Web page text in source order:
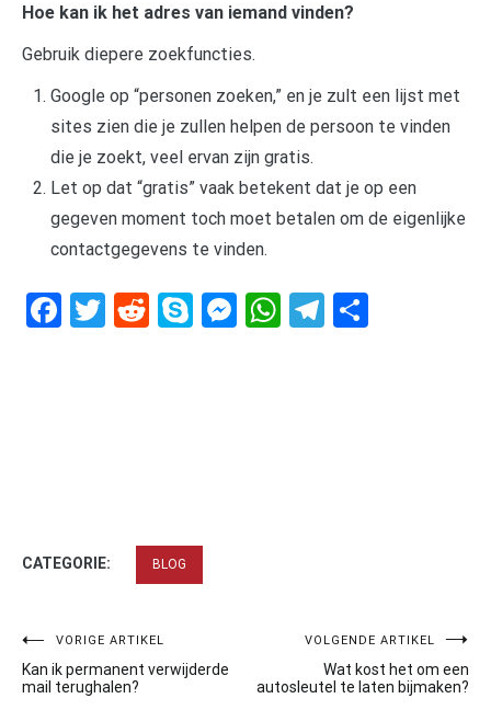
Hoe kan ik het adres van iemand vinden?
Gebruik diepere zoekfuncties.
Google op “personen zoeken,” en je zult een lijst met
sites zien die je zullen helpen de persoon te vinden
die je zoekt, veel ervan zijn gratis.
Let op dat “gratis” vaak betekent dat je op een
gegeven moment toch moet betalen om de eigenlijke
contactgegevens te vinden.
Facebook
Twitter
RedditSkypeMessenger
WhatsApp
Telegram
CATEGORIE: BLOG
Bericht
navigatie
VORIGE ARTIKEL
Kan ik permanent verwijderde
mail terughalen?
VOLGENDE ARTIKEL
Wat kost het om een
autosleutel te laten bijmaken?